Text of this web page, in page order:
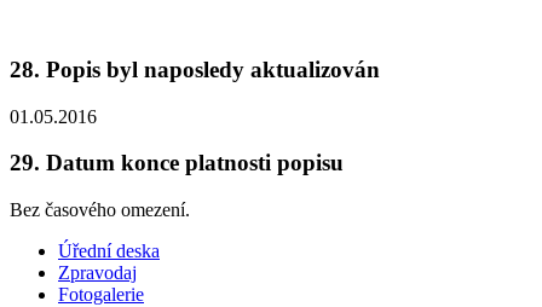
28. Popis byl naposledy aktualizován
01.05.2016
29. Datum konce platnosti popisu
Bez časového omezení.
Úřední deska
Zpravodaj
Fotogalerie